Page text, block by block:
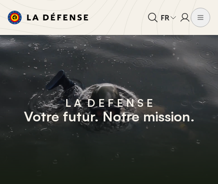
FR
L A D E F E N S E
Votre futur. Notre mission.